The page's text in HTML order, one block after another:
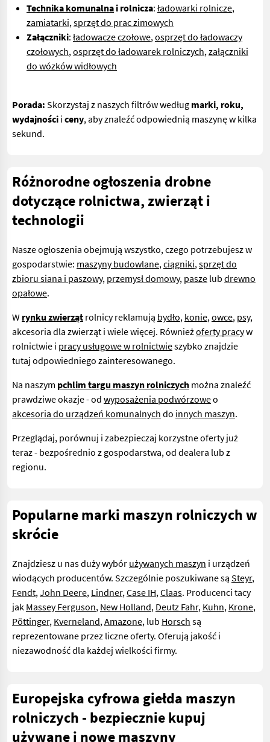
Technika komunalna i rolnicza: ładowarki rolnicze,
zamiatarki,sprzęt do prac zimowych
Załączniki: ładowacze czołowe,osprzęt do ładowaczy
czołowych,osprzęt do ładowarek rolniczych,załączniki
do wózków widłowych
Porada: Skorzystaj z naszych filtrów według marki, roku,
wydajności i ceny, aby znaleźć odpowiednią maszynę w kilka
sekund.
Różnorodne ogłoszenia drobne
dotyczące rolnictwa, zwierząt i
technologii
Nasze ogłoszenia obejmują wszystko, czego potrzebujesz w
gospodarstwie: maszyny budowlane,ciągniki,sprzęt do
zbioru siana i paszowy, przemysł domowy, pasze lub drewno
opałowe.
W rynku zwierząt rolnicy reklamują bydło, konie,owce, psy,
akcesoria dla zwierząt i wiele więcej. Równieżoferty pracyw
rolnictwie i pracy usługowe w rolnictwieszybko znajdzie
tutaj odpowiedniego zainteresowanego.
Na naszym pchlim targu maszyn rolniczych można znaleźć
prawdziwe okazje - od wyposażenia podwórzoweo
akcesoria do urządzeń komunalnych do innych maszyn.
Przeglądaj, porównuj i zabezpieczaj korzystne oferty już
teraz - bezpośrednio z gospodarstwa, od dealera lub z
regionu.
Popularne marki maszyn rolniczych w
skrócie
Znajdziesz u nas duży wybór używanych maszyn i urządzeń
wiodących producentów. Szczególnie poszukiwane są Steyr,
Fendt,John Deere, Lindner,Case IH,Claas. Producenci tacy
jak Massey Ferguson, New Holland, Deutz Fahr, Kuhn, Krone,
Pöttinger, Kverneland,Amazone, lub Horsch są
reprezentowane przez liczne oferty. Oferują jakość i
niezawodność dla każdej wielkości firmy.
Europejska cyfrowa giełda maszyn
rolniczych - bezpiecznie kupuj
używane i nowe maszyny